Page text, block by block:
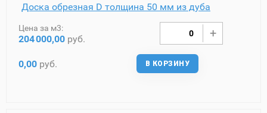
Доска обрезная D толщина 50 мм из дуба
Цена за м3:
204000,00 руб.
0,00 руб. В КОРЗИНУ